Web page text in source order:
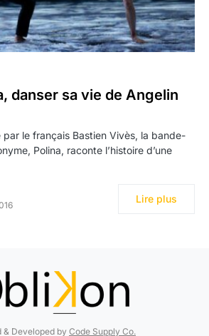
danser sa vie de Angelin
le français Bastien Vivès, la bande-
Polina, raconte l’histoire d’une
Lire plus
& Developed by Code Supply Co.